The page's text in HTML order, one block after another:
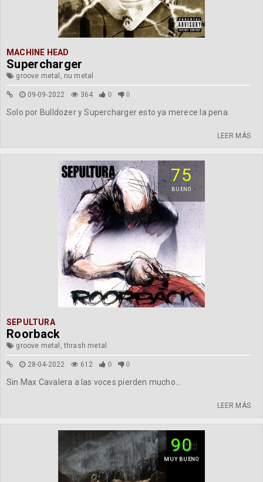
MACHINE HEAD
Supercharger
groove metal, nu metal
09-09-2022 364 0 0
Solo por Bulldozer y Supercharger esto ya merece la pena.
LEER MÁS
75
BUENO
SEPULTURA
Roorback
groove metal, thrash metal
28-04-2022 612 0 0
Sin Max Cavalera a las voces pierden mucho...
LEER MÁS
90
MUY BUENO